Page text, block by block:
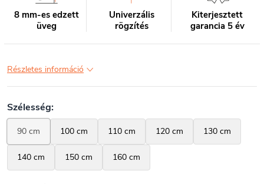
8 mm-es edzett
üveg
Univerzális
rögzítés
Kiterjesztett
garancia 5 év
Részletes információ